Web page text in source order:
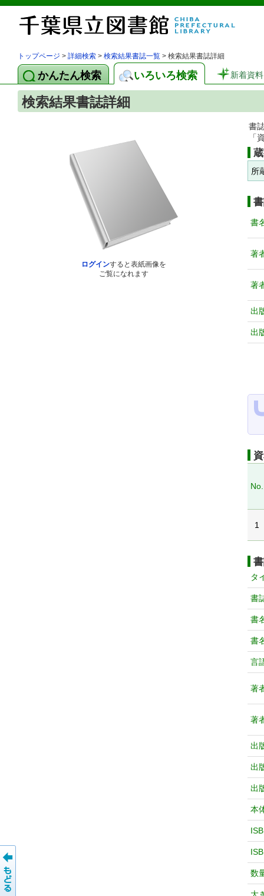
トップページ > 詳細検索 > 検索結果書誌一覧 > 検索結果書誌詳細
かんたん検索 いろいろ検索 新着資料
検索結果書誌詳細
ログインすると表紙画像を
ご覧になれます
書
「
所
書
著
著
出
出
No.
1
タ
書
書
書
言
著
著
出
出
出
本
数